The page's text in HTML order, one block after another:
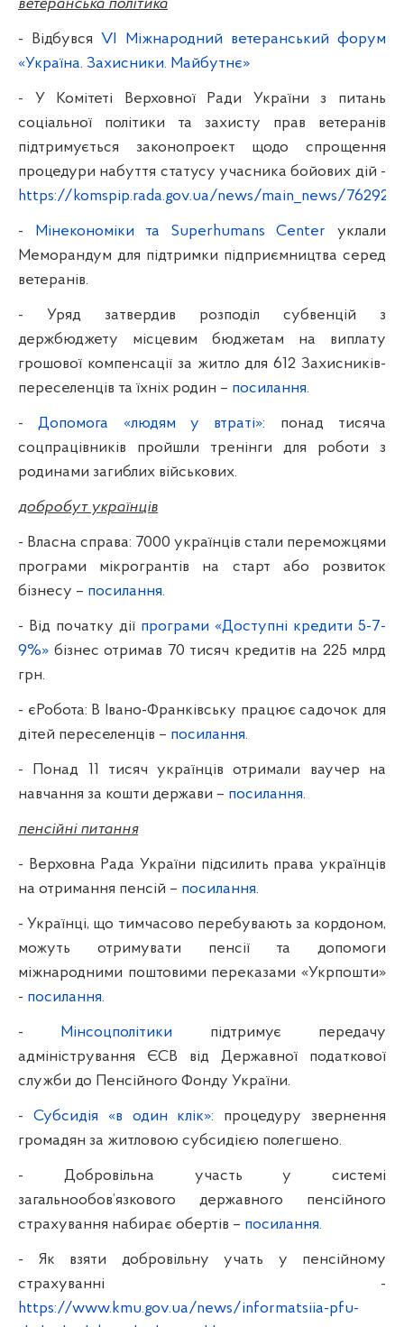
ветеранська політика
- ВідбувсяVI Міжнародний ветеранський форум
«Україна. Захисники. Майбутнє»
- У Комітеті Верховної Ради України з питань
соціальної політики та захисту прав ветеранів
підтримується законопроект щодо спрощення
процедури набуття статусу учасника бойових дій -
https://komspip.rada.gov.ua/news/main_news/
- Мінекономіки та Superhumans Center уклали
Меморандум для підтримки підприємництва серед
ветеранів.
- Уряд затвердив розподіл субвенцій з
держбюджету місцевим бюджетам на виплату
грошової компенсації за житло для 612 Захисників-
переселенців та їхніх родин – посилання.
-Допомога «людям у втраті»: понад тисяча
соцпрацівників пройшли тренінги для роботи з
родинами загиблих військових.
добробут українців
- Власна справа: 7000 українців стали переможцями
програми мікрогрантів на старт або розвиток
бізнесу – посилання.
- Від початку дії програми «Доступні кредити 5-7-
9%» бізнес отримав 70 тисяч кредитів на 225 млрд
грн.
- єРобота: В Івано-Франківську працює садочок для
дітей переселенців – посилання.
- Понад 11 тисяч українців отримали ваучер на
навчання за кошти держави – посилання.
пенсійні питання
- Верховна Рада України підсилить права українців
на отримання пенсій – посилання.
- Українці, що тимчасово перебувають за кордоном,
можуть отримувати пенсії та допомоги
міжнародними поштовими переказами «Укрпошти»
- посилання.
- Мінсоцполітики підтримує передачу
адміністрування ЄСВ від Державної податкової
служби до Пенсійного Фонду України.
- Субсидія «в один клік»: процедуру звернення
громадян за житловою субсидією полегшено.
- Добровільна участь у системі
загальнообов’язкового державного пенсійного
страхування набирає обертів – посилання.
- Як взяти добровільну учать у пенсійному
страхуванні -
https://www.kmu.gov.ua/news/informatsiia-pfu-